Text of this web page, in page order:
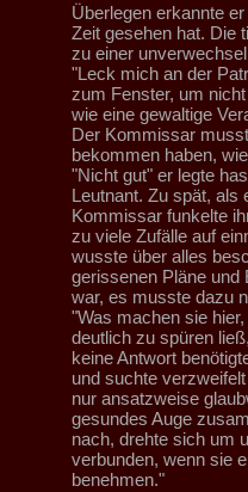
Überlegen erkannte
Zeit gesehen hat. Die
zu einer
"Leck mich an der
zum Fenster, um
wie eine gewaltige
Der Kommissar
bekommen haben,
"Nicht gut" er legte
Leutnant. Zu spät, als
Kommissar funkelte
zu viele Zufälle auf
wusste über alles
gerissenen Pläne und
war, es musste dazu
"Was machen sie
deutlich zu spüren
keine Antwort
und suchte
nur ansatzweise
gesundes Auge
nach, drehte sich um
verbunden, wenn sie
benehmen."